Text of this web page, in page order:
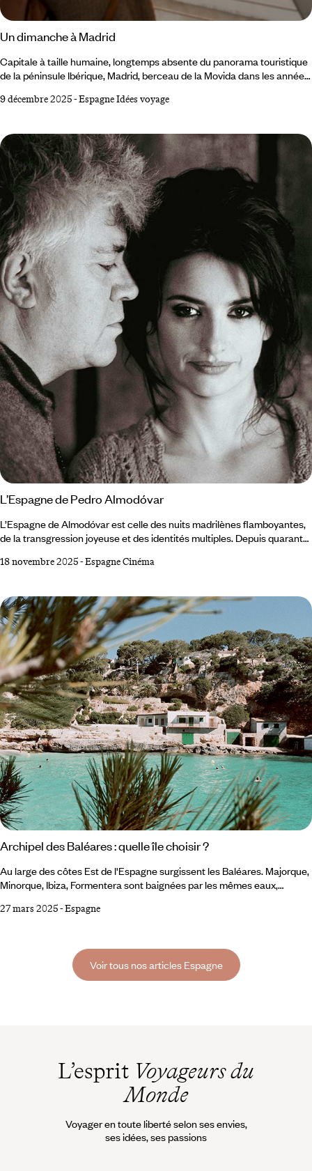
Un dimanche à Madrid
Capitale à taille humaine, longtemps absente du panorama touristique
de la péninsule Ibérique, Madrid, berceau de la Movida dans les années
jour. Dimanche matin au sud de la capitale. Dans le parc Lineal del
et soufflent entre les oliveraies bordant la rivière. Sur la pelouse de la
Pradera, les jeunes Gatos (surnom des Madrilènes) tapent le ballon, un
maillot blanc floqué du numéro de leur idole.
9 décembre 2025-Espagne Idées voyage
L’Espagne de Pedro Almodóvar
L’Espagne de Almodóvar est celle des nuits madrilènes flamboyantes,
de la transgression joyeuse et des identités multiples. Depuis quarante
désirs, les amours contrariées et les métamorphoses intimes. Le plus
mélodrames mexicains, la télévision, les affiches de corridas – mais
aussi dans la peinture espagnole, de Velázquez à Miró.
18 novembre 2025-Espagne Cinéma
Archipel des Baléares : quelle île choisir ?
Au large des côtes Est de l'Espagne surgissent les Baléares. Majorque,
Minorque, Ibiza, Formentera sont baignées par les mêmes eaux,
chacune a sa personnalité et son propre charme. Alors on vous
montagnes vertes comme l’émeraude.
27 mars 2025-Espagne
Voir tous nos articles Espagne
L’esprit Voyageurs du
Monde
Voyager en toute liberté selon ses envies,
ses idées, ses passions